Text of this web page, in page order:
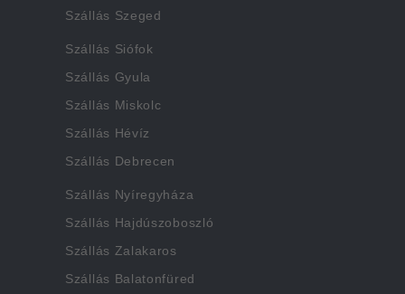
Szállás Szeged
Szállás Siófok
Szállás Gyula
Szállás Miskolc
Szállás Hévíz
Szállás Debrecen
Szállás Nyíregyháza
Szállás Hajdúszoboszló
Szállás Zalakaros
Szállás Balatonfüred